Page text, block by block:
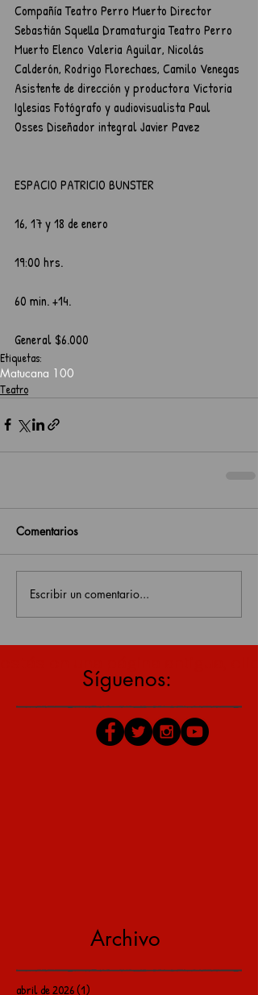
Compañía Teatro Perro Muerto Director
Sebastián Squella Dramaturgia Teatro Perro
Muerto Elenco Valeria Aguilar, Nicolás
Calderón, Rodrigo Florechaes, Camilo Venegas
Asistente de dirección y productora Victoria
Iglesias Fotógrafo y audiovisualista Paul
Osses Diseñador integral Javier Pavez
ESPACIO PATRICIO BUNSTER
16, 17 y 18 de enero
19:00 hrs.
60 min. +14.
General $6.000
Etiquetas:
Matucana 100
Teatro
Comentarios
Escribir un comentario...
Síguenos:
Archivo
abril de 2026(1)